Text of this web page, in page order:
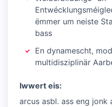
ëmmer um neiste
bass
En dynamescht,
multidisziplinär
Iwwert eis:
arcus asbl. ass eng jonk